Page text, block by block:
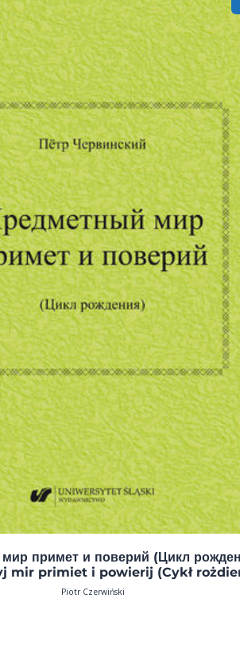
примет и поверий (Цикл
mir primiet i powierij (Cykł
Piotr Czerwiński